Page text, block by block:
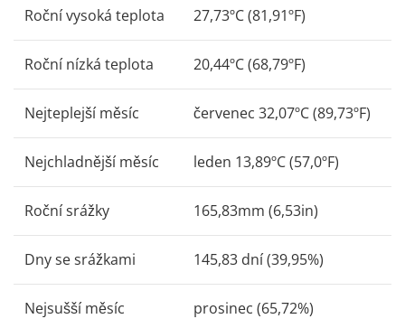
Roční vysoká teplota 27,73ºC (81,91ºF)
Roční nízká teplota 20,44ºC (68,79ºF)
Nejteplejší měsíc červenec 32,07ºC (89,73ºF)
Nejchladnější měsíc leden 13,89ºC (57,0ºF)
Roční srážky 165,83mm (6,53in)
Dny se srážkami 145,83 dní (39,95%)
Nejsušší měsíc prosinec (65,72%)